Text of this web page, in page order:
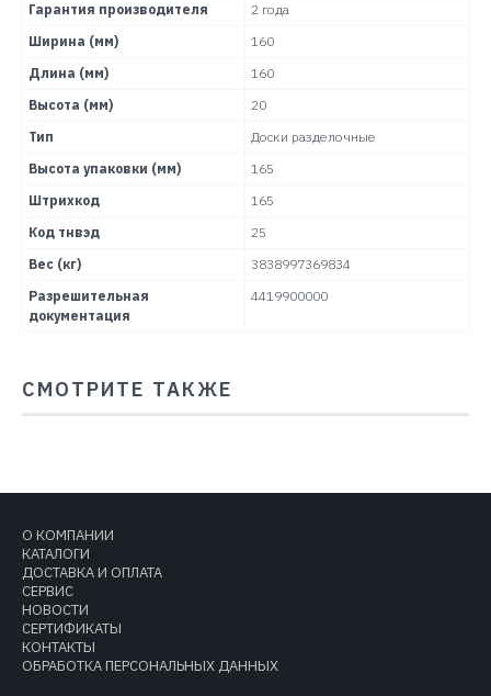
Гарантия производителя
2 года
Ширина (мм)
160
Длина (мм)
160
Высота (мм)
20
Тип
Доски разделочные
Высота упаковки (мм)
165
Штрихкод
165
Код тнвэд
25
Вес (кг)
3838997369834
Разрешительная
документация
4419900000
СМОТРИТЕ ТАКЖЕ
О КОМПАНИИ
КАТАЛОГИ
ДОСТАВКА И ОПЛАТА
СЕРВИС
НОВОСТИ
СЕРТИФИКАТЫ
КОНТАКТЫ
ОБРАБОТКА ПЕРСОНАЛЬНЫХ ДАННЫХ